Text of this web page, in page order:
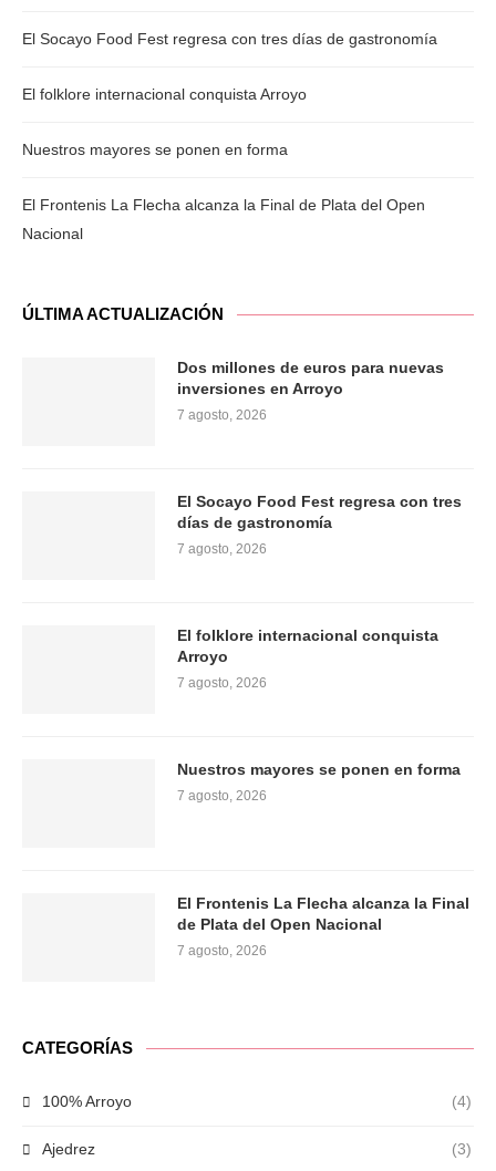
El Socayo Food Fest regresa con tres días de gastronomía
El folklore internacional conquista Arroyo
Nuestros mayores se ponen en forma
El Frontenis La Flecha alcanza la Final de Plata del Open
Nacional
ÚLTIMA ACTUALIZACIÓN
Dos millones de euros para nuevas
inversiones en Arroyo
7 agosto, 2026
El Socayo Food Fest regresa con tres
días de gastronomía
7 agosto, 2026
El folklore internacional conquista
Arroyo
7 agosto, 2026
Nuestros mayores se ponen en forma
7 agosto, 2026
El Frontenis La Flecha alcanza la Final
de Plata del Open Nacional
7 agosto, 2026
CATEGORÍAS
100% Arroyo (4)
Ajedrez (3)